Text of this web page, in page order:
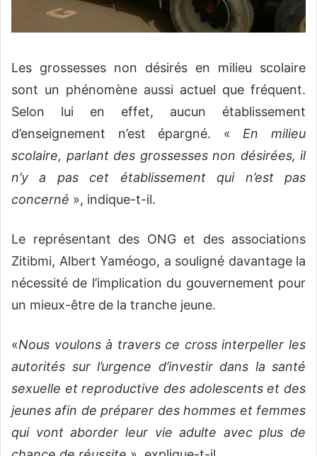
Les grossesses non désirés en milieu scolaire
sont un phénomène aussi actuel que fréquent.
Selon lui en effet, aucun établissement
d’enseignement n’est épargné. « En milieu
scolaire, parlant des grossesses non désirées, il
n’y a pas cet établissement qui n’est pas
concerné », indique-t-il.
Le représentant des ONG et des associations
Zitibmi, Albert Yaméogo, a souligné davantage la
nécessité de l’implication du gouvernement pour
un mieux-être de la tranche jeune.
«Nous voulons à travers ce cross interpeller les
autorités sur l’urgence d’investir dans la santé
sexuelle et reproductive des adolescents et des
jeunes afin de préparer des hommes et femmes
qui vont aborder leur vie adulte avec plus de